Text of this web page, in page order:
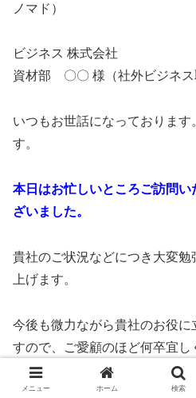
ノマド）
ビジネス 株式会社
資材部 〇〇 様（社外ビジネス
いつもお世話になっております
す。
本日はお忙しいところご訪問
ざいました。
貴社のご状況などにつき大変
上げます。
今後も微力ながら貴社のお役に
すので、ご愛顧のほど何卒宜し
略儀ではございますが、まず
メニュー ホーム 検索